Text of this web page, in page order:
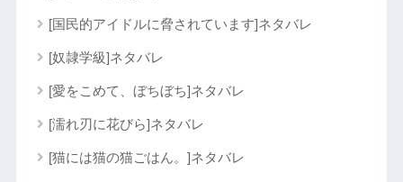
[国民的アイドルに脅されています]ネタバレ
[奴隷学級]ネタバレ
[愛をこめて、ぼちぼち]ネタバレ
[濡れ刃に花びら]ネタバレ
[猫には猫の猫ごはん。]ネタバレ